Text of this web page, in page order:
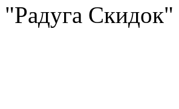
"Радуга